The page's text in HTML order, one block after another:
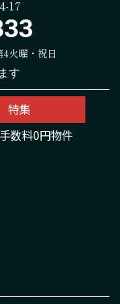
17
4火曜・祝日
す
特集
数料0円物件